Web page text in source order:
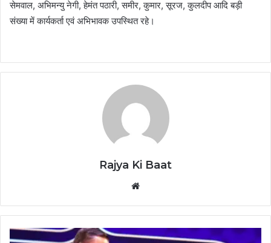
सेमवाल, अभिमन्यु नेगी, हेमंत पठारी, समीर, कुमार, सूरज, कुलदीप आदि बड़ी
संख्या में कार्यकर्ता एवं अभिभावक उपस्थित रहे।
Rajya Ki Baat